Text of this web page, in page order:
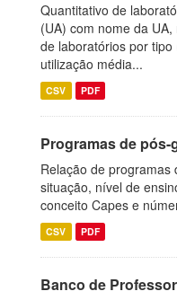
Quantitativo de
(UA) com nome da
de laboratórios por
utilização média...
CSV PDF
Programas de pós-
Relação de
situação, nível de
conceito Capes e
CSV PDF
Banco de